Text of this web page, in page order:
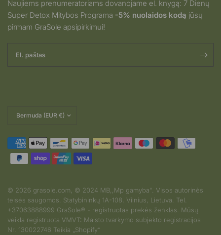
Naujiems prenumeratoriams dovanojame el. knygą: 7 Dienų
Super Detox Mitybos Programa -5% nuolaidos kodą jūsų
pirmam GraSole apsipirkimui!
El. paštas
© 2026 grasole.com, © 2024 MB,,Mp gamyba". Visos autorinės
teisės saugomos. Statybininkų 1A-108, Vilnius, Lietuva. Tel.
+37063888999 GraSole® - registruotas prekės ženklas. Mūsų
veikla registruota VMVT: Maisto tvarkymo subjekto registracijos
Nr. 130022746 Teikia „Shopify“
2026-08-05
D.K iš Lithuania
įvertino produktą
Jūsų papildus